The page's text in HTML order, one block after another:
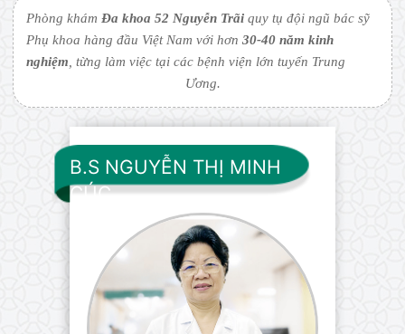
Phòng khámĐa khoa 52 Nguyễn Trãi quy tụ đội ngũ bác sỹ
Phụ khoa hàng đầu Việt Nam với hơn30-40 năm kinh
nghiệm , từng làm việc tại các bệnh viện lớn tuyến Trung
Ương.
B.S NGUYỄN THỊ MINH
CÚC